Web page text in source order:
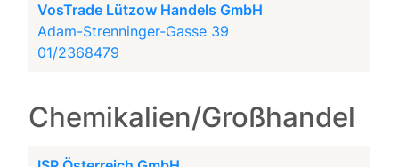
VosTrade Lützow Handels GmbH
Adam-Strenninger-Gasse 39
01/2368479
Chemikalien/Großhandel